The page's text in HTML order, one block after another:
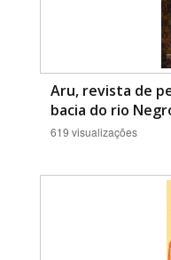
Área Protegida
Aru, revista de
bacia do rio
619 visualizações